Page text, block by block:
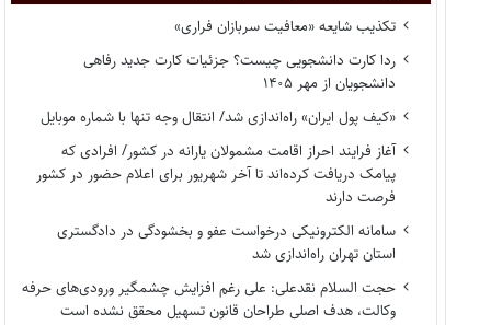
تکذیب شایعه «معافیت سربازان فراری»
ردا کارت دانشجویی چیست؟ جزئیات کارت جدید رفاهی
دانشجویان از مهر ۱۴۰۵
«کیف پول ایران» راه‌اندازی شد/ انتقال وجه تنها با شماره موبایل
آغاز فرایند احراز اقامت مشمولان یارانه در کشور/ افرادی که
پیامک دریافت کرده‌اند تا آخر شهریور برای اعلام حضور در کشور
فرصت دارند
سامانه الکترونیکی درخواست عفو و بخشودگی در دادگستری
استان تهران راه‌اندازی شد
حجت السلام نقدعلی: علی رغم افزایش چشمگیر ورودی‌های حرفه
وکالت، هدف اصلی طراحان قانون تسهیل محقق نشده است